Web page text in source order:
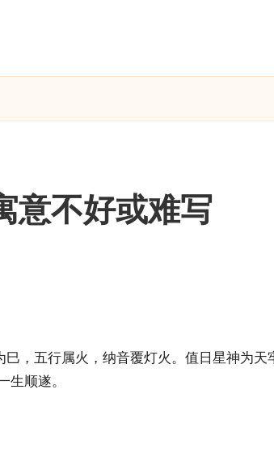
意不好或难写
，五行属火，纳音覆灯火。值日星神为
生顺遂。